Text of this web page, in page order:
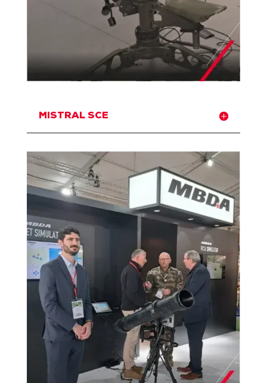
MISTRAL SCE